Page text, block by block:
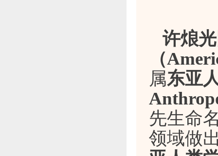
许烺
（
属东亚
先生命
领域做